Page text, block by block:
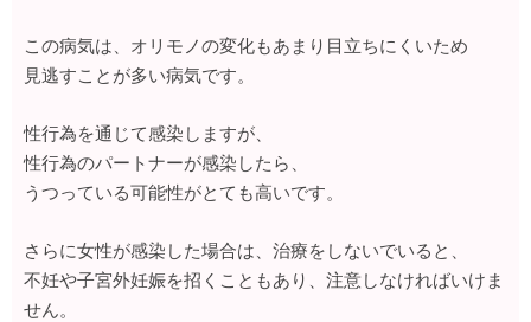
この病気は、オリモノの変化もあまり目立ちにくいため
見逃すことが多い病気です。
性行為を通じて感染しますが、
性行為のパートナーが感染したら、
うつっている可能性がとても高いです。
さらに女性が感染した場合は、治療をしないでいると、
不妊や子宮外妊娠を招くこともあり、注意しなければいけま
せん。